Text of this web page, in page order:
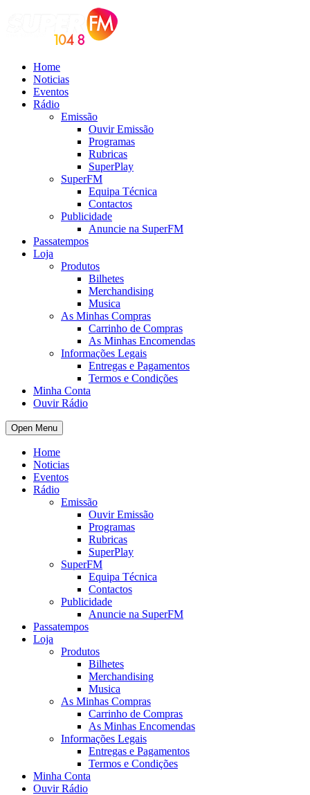
Home
Noticias
Eventos
Rádio
Emissão
Ouvir Emissão
Programas
Rubricas
SuperPlay
SuperFM
Equipa Técnica
Contactos
Publicidade
Anuncie na SuperFM
Passatempos
Loja
Produtos
Bilhetes
Merchandising
Musica
As Minhas Compras
Carrinho de Compras
As Minhas Encomendas
Informações Legais
Entregas e Pagamentos
Termos e Condições
Minha Conta
Ouvir Rádio
Open Menu
Home
Noticias
Eventos
Rádio
Emissão
Ouvir Emissão
Programas
Rubricas
SuperPlay
SuperFM
Equipa Técnica
Contactos
Publicidade
Anuncie na SuperFM
Passatempos
Loja
Produtos
Bilhetes
Merchandising
Musica
As Minhas Compras
Carrinho de Compras
As Minhas Encomendas
Informações Legais
Entregas e Pagamentos
Termos e Condições
Minha Conta
Ouvir Rádio